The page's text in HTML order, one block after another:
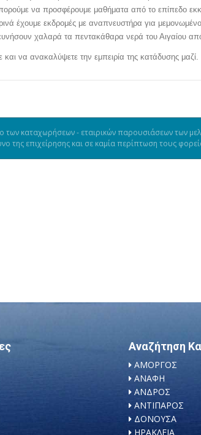
να προσφέρουμε μαθήματα από το επίπεδο
έχουμε εκδρομές με αναπνευστήρα για
χαλαρά τα πεντακάθαρα νερά του Αιγαίου από
να ανακαλύψετε την εμπειρία της κατάδυσης μαζί.
των καταχωρήσεων - εταιρικών παρουσιάσεων των
της επιχείρησης και σε καμία περίπτωση τους
Αναζήτηση
ΑΜΟΡΓΟΣ
ΑΝΑΦΗ
ΑΝΔΡΟΣ
ΑΝΤΙΠΑΡΟΣ
ΔΟΝΟΥΣΑ
ΗΡΑΚΛΕΙΑ